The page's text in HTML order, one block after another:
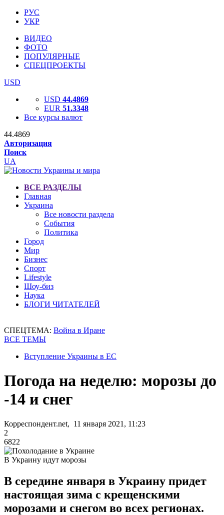
РУС
УКР
ВИДЕО
ФОТО
ПОПУЛЯРНЫЕ
СПЕЦПРОЕКТЫ
USD
USD 44.4869
EUR 51.3348
Все курсы валют
44.4869
Авторизация
Поиск
UA
ВСЕ РАЗДЕЛЫ
Главная
Украина
Все новости раздела
События
Политика
Город
Мир
Бизнес
Спорт
Lifestyle
Шоу-биз
Наука
БЛОГИ ЧИТАТЕЛЕЙ
СПЕЦТЕМА: Война в Иране
ВСЕ ТЕМЫ
Вступление Украины в ЕС
Погода на неделю: морозы до
-14 и снег
Корреспондент.net, 11 января 2021, 11:23
2
6822
В Украину идут морозы
В середине января в Украину придет
настоящая зима с крещенскими
морозами и снегом во всех регионах.